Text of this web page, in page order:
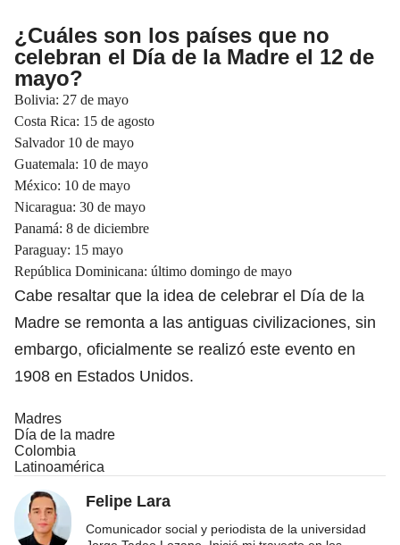
¿Cuáles son los países que no
celebran el Día de la Madre el 12 de
mayo?
Bolivia: 27 de mayo
Costa Rica: 15 de agosto
Salvador 10 de mayo
Guatemala: 10 de mayo
México: 10 de mayo
Nicaragua: 30 de mayo
Panamá: 8 de diciembre
Paraguay: 15 mayo
República Dominicana: último domingo de mayo
Cabe resaltar que la idea de celebrar el Día de la
Madre se remonta a las antiguas civilizaciones, sin
embargo, oficialmente se realizó este evento en
1908 en Estados Unidos.
Madres
Día de la madre
Colombia
Latinoamérica
Felipe Lara
Comunicador social y periodista de la universidad